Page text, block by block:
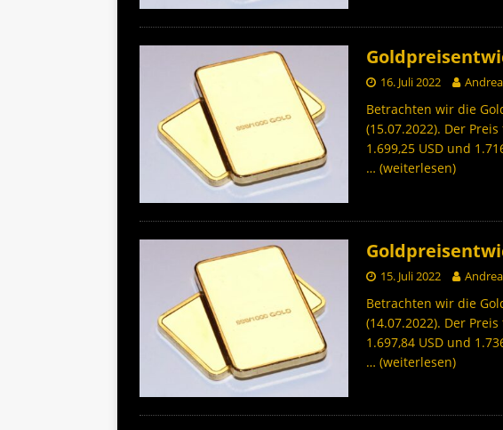
16. Juli 2022
Betrachten wir die
(15.07.2022). Der
1.699,25 USD und
… (weiterlesen)
15. Juli 2022
Betrachten wir die
(14.07.2022). Der
1.697,84 USD und
… (weiterlesen)